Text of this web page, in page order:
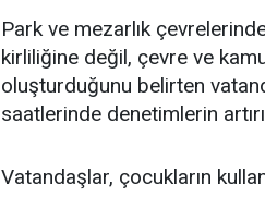
Park ve mezarlık
kirliliğine değil, çevre ve
oluşturduğunu belirten
saatlerinde denetimlerin
Vatandaşlar, çocukların